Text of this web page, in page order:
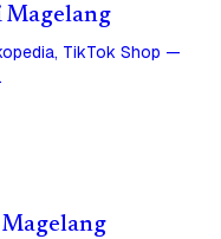
Magelang
TikTok Shop —
Magelang